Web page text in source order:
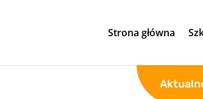
Strona główna